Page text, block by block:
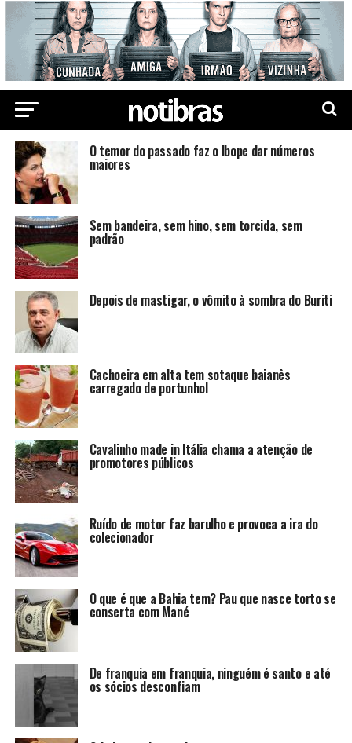
O temor do passado faz o Ibope dar números
maiores
Sem bandeira, sem hino, sem torcida, sem
padrão
Depois de mastigar, o vômito à sombra do Buriti
Cachoeira em alta tem sotaque baianês
carregado de portunhol
Cavalinho made in Itália chama a atenção de
promotores públicos
Ruído de motor faz barulho e provoca a ira do
colecionador
O que é que a Bahia tem? Pau que nasce torto se
conserta com Mané
De franquia em franquia, ninguém é santo e até
os sócios desconfiam